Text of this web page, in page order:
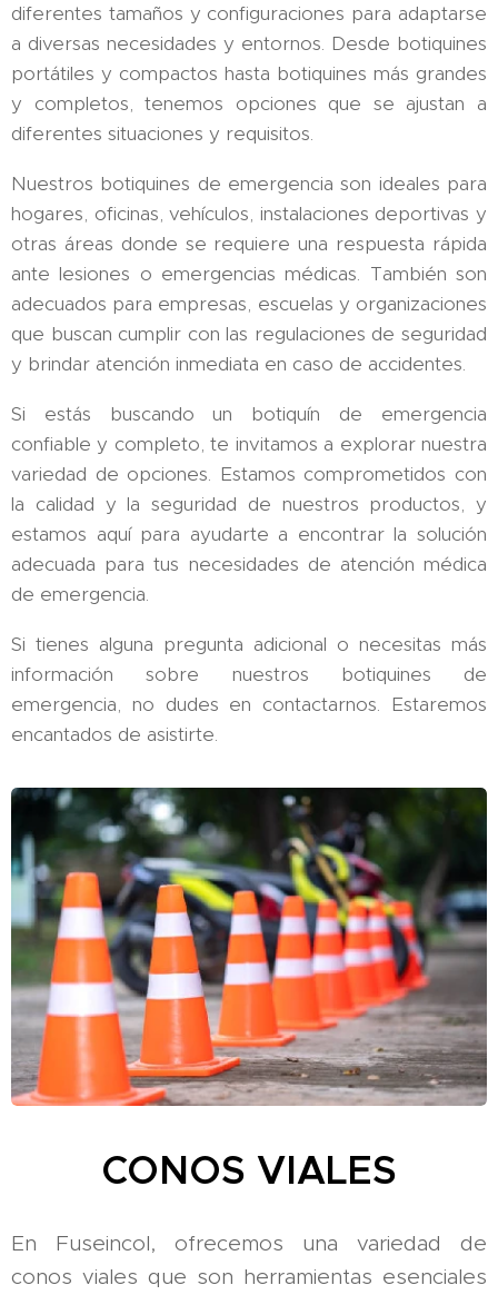
diferentes tamaños y configuraciones para adaptarse
a diversas necesidades y entornos. Desde botiquines
portátiles y compactos hasta botiquines más grandes
y completos, tenemos opciones que se ajustan a
diferentes situaciones y requisitos.
Nuestros botiquines de emergencia son ideales para
hogares, oficinas, vehículos, instalaciones deportivas y
otras áreas donde se requiere una respuesta rápida
ante lesiones o emergencias médicas. También son
adecuados para empresas, escuelas y organizaciones
que buscan cumplir con las regulaciones de seguridad
y brindar atención inmediata en caso de accidentes.
Si estás buscando un botiquín de emergencia
confiable y completo, te invitamos a explorar nuestra
variedad de opciones. Estamos comprometidos con
la calidad y la seguridad de nuestros productos, y
estamos aquí para ayudarte a encontrar la solución
adecuada para tus necesidades de atención médica
de emergencia.
Si tienes alguna pregunta adicional o necesitas más
información sobre nuestros botiquines de
emergencia, no dudes en contactarnos. Estaremos
encantados de asistirte.
CONOS VIALES
En Fuseincol, ofrecemos una variedad de
conos viales que son herramientas esenciales